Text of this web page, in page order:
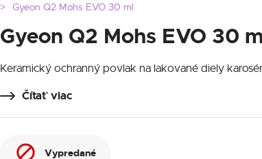
Gyeon Q2 Mohs EVO 30 ml
Gyeon Q2 Mohs EVO 30
Keramický ochranný povlak na lakované diely
Čítať viac
Vypredané